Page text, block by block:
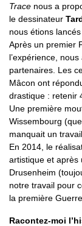
Trace nous a
le dessinateur
nous étions lancés
Après un premier
l’expérience,
partenaires. Les
Mâcon ont
drastique : retenir
Une première
Wissembourg
manquait un
En 2014, le
artistique et après
Drusenheim
notre travail pour
la première
Racontez-moi